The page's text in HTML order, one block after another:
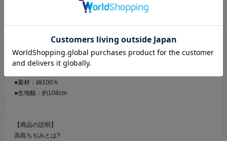
メール便対応商品です※利用条件あり
こちらより必ずご確認ください
●素材：綿100％
●生地幅：約108cm
【商品の説明】
高島ちぢみとは?